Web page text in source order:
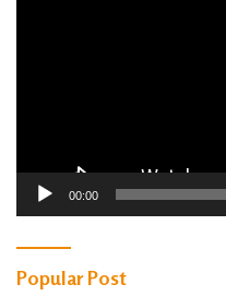
00:00
Popular Post